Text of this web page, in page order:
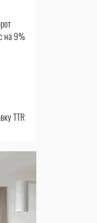
на 9%
TTR